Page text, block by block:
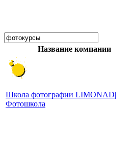
Название компании
Школа фотографии LIMONAD|
Фотошкола